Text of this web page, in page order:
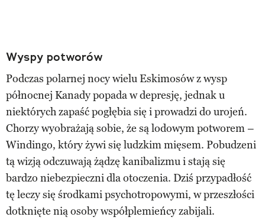
Wyspy potworów
Podczas polarnej nocy wielu Eskimosów z wysp
północnej Kanady popada w depresję, jednak u
niektórych zapaść pogłębia się i prowadzi do urojeń.
Chorzy wyobrażają sobie, że są lodowym potworem –
Windingo, który żywi się ludzkim mięsem. Pobudzeni
tą wizją odczuwają żądzę kanibalizmu i stają się
bardzo niebezpieczni dla otoczenia. Dziś przypadłość
tę leczy się środkami psychotropowymi, w przeszłości
dotknięte nią osoby współplemieńcy zabijali.